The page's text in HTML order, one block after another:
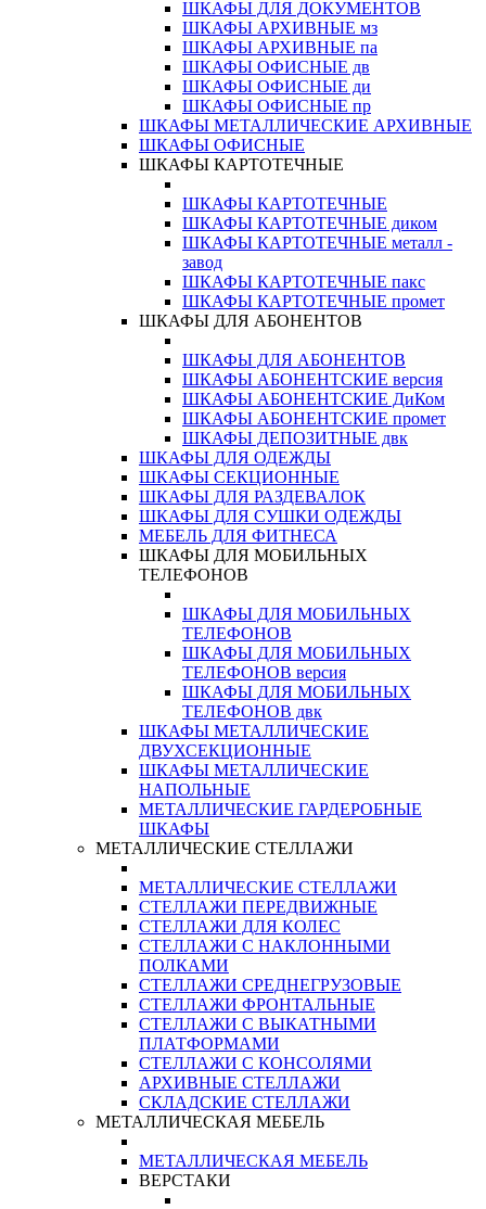
ШКАФЫ ДЛЯ ДОКУМЕНТОВ
ШКАФЫ АРХИВНЫЕ мз
ШКАФЫ АРХИВНЫЕ па
ШКАФЫ ОФИСНЫЕ дв
ШКАФЫ ОФИСНЫЕ ди
ШКАФЫ ОФИСНЫЕ пр
ШКАФЫ МЕТАЛЛИЧЕСКИЕ АРХИВНЫЕ
ШКАФЫ ОФИСНЫЕ
ШКАФЫ КАРТОТЕЧНЫЕ
ШКАФЫ КАРТОТЕЧНЫЕ
ШКАФЫ КАРТОТЕЧНЫЕ диком
ШКАФЫ КАРТОТЕЧНЫЕ металл -
завод
ШКАФЫ КАРТОТЕЧНЫЕ пакс
ШКАФЫ КАРТОТЕЧНЫЕ промет
ШКАФЫ ДЛЯ АБОНЕНТОВ
ШКАФЫ ДЛЯ АБОНЕНТОВ
ШКАФЫ АБОНЕНТСКИЕ версия
ШКАФЫ АБОНЕНТСКИЕ ДиКом
ШКАФЫ АБОНЕНТСКИЕ промет
ШКАФЫ ДЕПОЗИТНЫЕ двк
ШКАФЫ ДЛЯ ОДЕЖДЫ
ШКАФЫ СЕКЦИОННЫЕ
ШКАФЫ ДЛЯ РАЗДЕВАЛОК
ШКАФЫ ДЛЯ СУШКИ ОДЕЖДЫ
МЕБЕЛЬ ДЛЯ ФИТНЕСА
ШКАФЫ ДЛЯ МОБИЛЬНЫХ
ТЕЛЕФОНОВ
ШКАФЫ ДЛЯ МОБИЛЬНЫХ
ТЕЛЕФОНОВ
ШКАФЫ ДЛЯ МОБИЛЬНЫХ
ТЕЛЕФОНОВ версия
ШКАФЫ ДЛЯ МОБИЛЬНЫХ
ТЕЛЕФОНОВ двк
ШКАФЫ МЕТАЛЛИЧЕСКИЕ
ДВУХСЕКЦИОННЫЕ
ШКАФЫ МЕТАЛЛИЧЕСКИЕ
НАПОЛЬНЫЕ
МЕТАЛЛИЧЕСКИЕ ГАРДЕРОБНЫЕ
ШКАФЫ
МЕТАЛЛИЧЕСКИЕ СТЕЛЛАЖИ
МЕТАЛЛИЧЕСКИЕ СТЕЛЛАЖИ
СТЕЛЛАЖИ ПЕРЕДВИЖНЫЕ
СТЕЛЛАЖИ ДЛЯ КОЛЕС
СТЕЛЛАЖИ С НАКЛОННЫМИ
ПОЛКАМИ
СТЕЛЛАЖИ СРЕДНЕГРУЗОВЫЕ
СТЕЛЛАЖИ ФРОНТАЛЬНЫЕ
СТЕЛЛАЖИ С ВЫКАТНЫМИ
ПЛАТФОРМАМИ
СТЕЛЛАЖИ С КОНСОЛЯМИ
АРХИВНЫЕ СТЕЛЛАЖИ
СКЛАДСКИЕ СТЕЛЛАЖИ
МЕТАЛЛИЧЕСКАЯ МЕБЕЛЬ
МЕТАЛЛИЧЕСКАЯ МЕБЕЛЬ
ВЕРСТАКИ